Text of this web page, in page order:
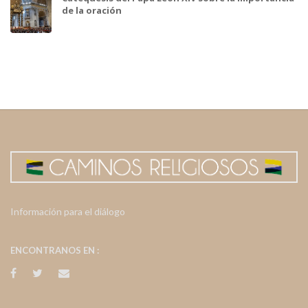
de la oración
Información para el diálogo
ENCONTRANOS EN :